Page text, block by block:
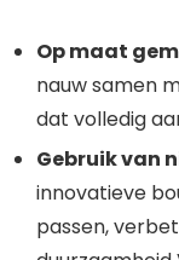
Op maat
nauw samen
dat volledig
Gebruik van
innovatieve
passen,